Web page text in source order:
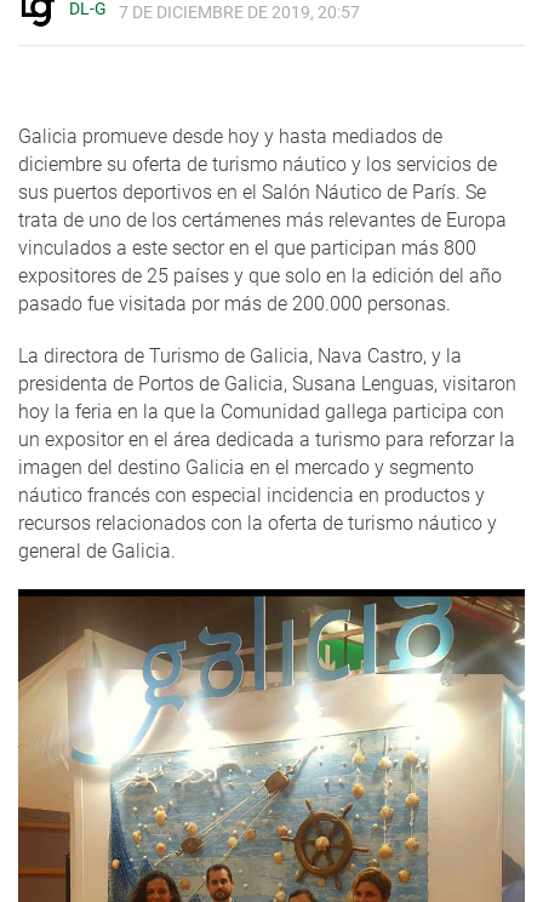
DL-G 7 DE DICIEMBRE DE 2019, 20:57
Galicia promueve desde hoy y hasta mediados de
diciembre su oferta de turismo náutico y los servicios de
sus puertos deportivos en el Salón Náutico de París. Se
trata de uno de los certámenes más relevantes de Europa
vinculados a este sector en el que participan más 800
expositores de 25 países y que solo en la edición del año
pasado fue visitada por más de 200.000 personas.
La directora de Turismo de Galicia, Nava Castro, y la
presidenta de Portos de Galicia, Susana Lenguas, visitaron
hoy la feria en la que la Comunidad gallega participa con
un expositor en el área dedicada a turismo para reforzar la
imagen del destino Galicia en el mercado y segmento
náutico francés con especial incidencia en productos y
recursos relacionados con la oferta de turismo náutico y
general de Galicia.